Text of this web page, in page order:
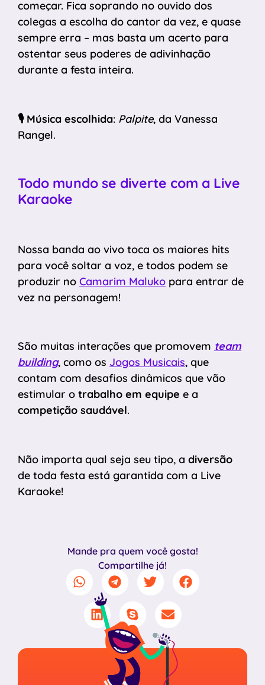
começar. Fica soprando no ouvido dos
colegas a escolha do cantor da vez, e quase
sempre erra – mas basta um acerto para
ostentar seus poderes de adivinhação
durante a festa inteira.
🎙️ Música escolhida: Palpite, da Vanessa
Rangel.
Todo mundo se diverte com a Live
Karaoke
Nossa banda ao vivo toca os maiores hits
para você soltar a voz, e todos podem se
produzir no Camarim Maluko para entrar de
vez na personagem!
São muitas interações que promovem team
building, como os Jogos Musicais, que
contam com desafios dinâmicos que vão
estimular o trabalho em equipe e a
competição saudável.
Não importa qual seja seu tipo, a diversão
de toda festa está garantida com a Live
Karaoke!
Mande pra quem você gosta!
Compartilhe já!